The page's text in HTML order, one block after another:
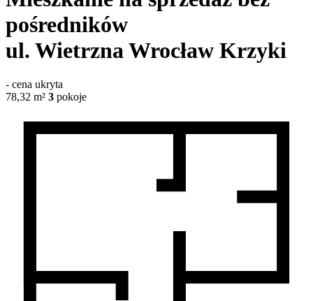
pośredników
ul. Wietrzna Wrocław Krzyki
- cena ukryta
78,32 m² 3 pokoje